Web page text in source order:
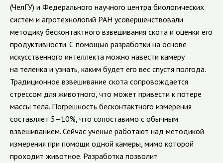
(ЧелГУ) и Федерального научного центра биологических
систем и агротехнологий РАН усовершенствовали
методику бесконтактного взвешивания скота и оценки его
продуктивности. С помощью разработки на основе
искусственного интеллекта можно навести камеру
на теленка и узнать, каким будет его вес спустя полгода.
Традиционное взвешивание скота сопровождается
стрессом для животного, что может привести к потере
массы тела. Погрешность бесконтактного измерения
составляет 5–10%, что сопоставимо с обычным
взвешиванием. Сейчас ученые работают над методикой
измерения при помощи одной камеры, мимо которой
проходит животное. Разработка позволит